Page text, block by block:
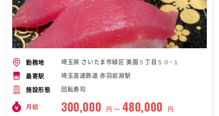
勤務地 埼玉県 さいたま市緑区 美園５丁目５０−１
最寄駅 埼玉高速鉄道 赤羽岩淵駅
施設形態 回転寿司
月給 300,000 円 〜 480,000 円